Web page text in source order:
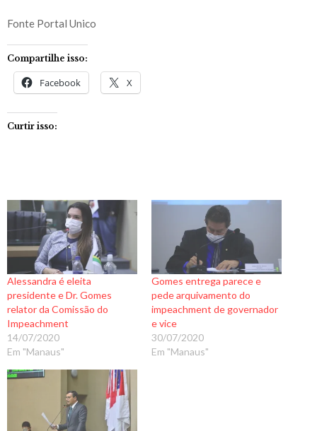
Fonte Portal Unico
Compartilhe isso:
Facebook X
Curtir isso:
Alessandra é eleita
presidente e Dr. Gomes
relator da Comissão do
Impeachment
14/07/2020
Em "Manaus"
Gomes entrega parece e
pede arquivamento do
impeachment de governador
e vice
30/07/2020
Em "Manaus"